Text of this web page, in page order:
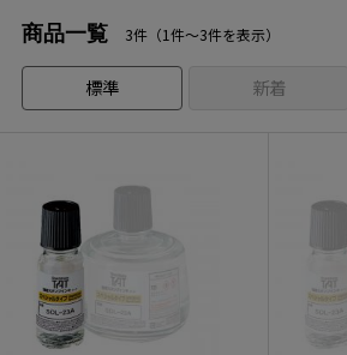
商品一覧 3件（1件〜3件を表示）
標準 新着